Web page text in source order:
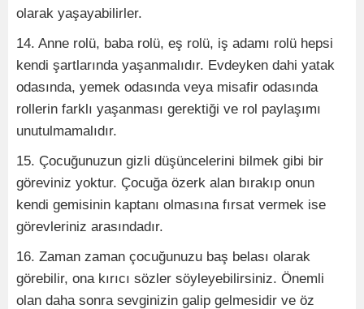
olarak yaşayabilirler.
14. Anne rolü, baba rolü, eş rolü, iş adamı rolü hepsi
kendi şartlarında yaşanmalıdır. Evdeyken dahi yatak
odasında, yemek odasında veya misafir odasında
rollerin farklı yaşanması gerektiği ve rol paylaşımı
unutulmamalıdır.
15. Çocuğunuzun gizli düşüncelerini bilmek gibi bir
göreviniz yoktur. Çocuğa özerk alan bırakıp onun
kendi gemisinin kaptanı olmasına fırsat vermek ise
görevleriniz arasındadır.
16. Zaman zaman çocuğunuzu baş belası olarak
görebilir, ona kırıcı sözler söyleyebilirsiniz. Önemli
olan daha sonra sevginizin galip gelmesidir ve öz